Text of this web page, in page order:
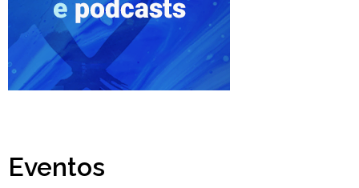
Eventos